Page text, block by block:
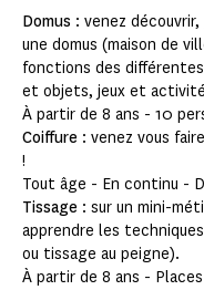
Domus : venez
une domus (maison de
fonctions des
et objets, jeux et
À partir de 8 ans - 10
Coiffure : venez vous
!
Tout âge - En continu -
Tissage : sur un mini-
apprendre les
ou tissage au peigne).
À partir de 8 ans -